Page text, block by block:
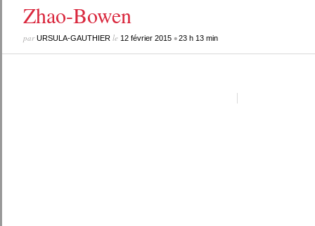
Zhao-Bowen
parURSULA-GAUTHIERle 12 février 2015•23 h 13 min